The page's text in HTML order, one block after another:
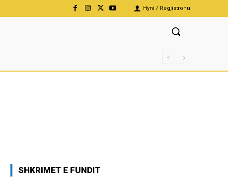
Hyni / Regjistrohu
SHKRIMET E FUNDIT